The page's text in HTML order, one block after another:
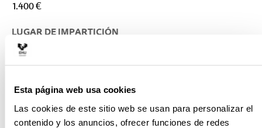
Esta página web usa cookies
Las cookies de este sitio web se usan para personalizar el
contenido y los anuncios, ofrecer funciones de redes
1.400 €
LUGAR DE IMPARTICIÓN
Escuela Técnica Superior de Arquitectura
Escuela Técnica Superior de Arquitectura
943015896